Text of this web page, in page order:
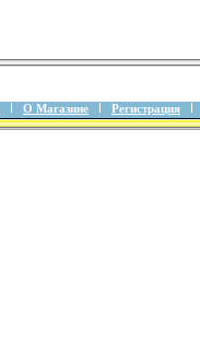
О Магазине Регистрация